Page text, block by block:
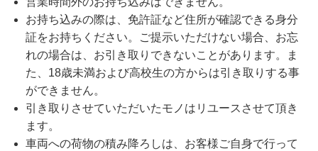
お持ち込みの際は、免許証など住所が確認できる身分
証をお持ちください。ご提示いただけない場合、お忘
れの場合は、お引き取りできないことがあります。ま
た、18歳未満および高校生の方からは引き取りする事
ができません。
引き取りさせていただいたモノはリユースさせて頂き
ます。
車両への荷物の積み降ろしは、お客様ご自身で行って